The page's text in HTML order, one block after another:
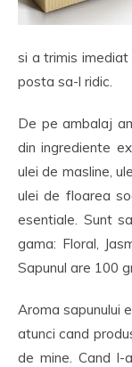
si a trimis imediat
posta sa-l ridic.
De pe ambalaj
din ingrediente
ulei de masline,
ulei de floarea
esentiale. Sunt
gama: Floral,
Sapunul are 100
Aroma sapunului
atunci cand
de mine. Cand